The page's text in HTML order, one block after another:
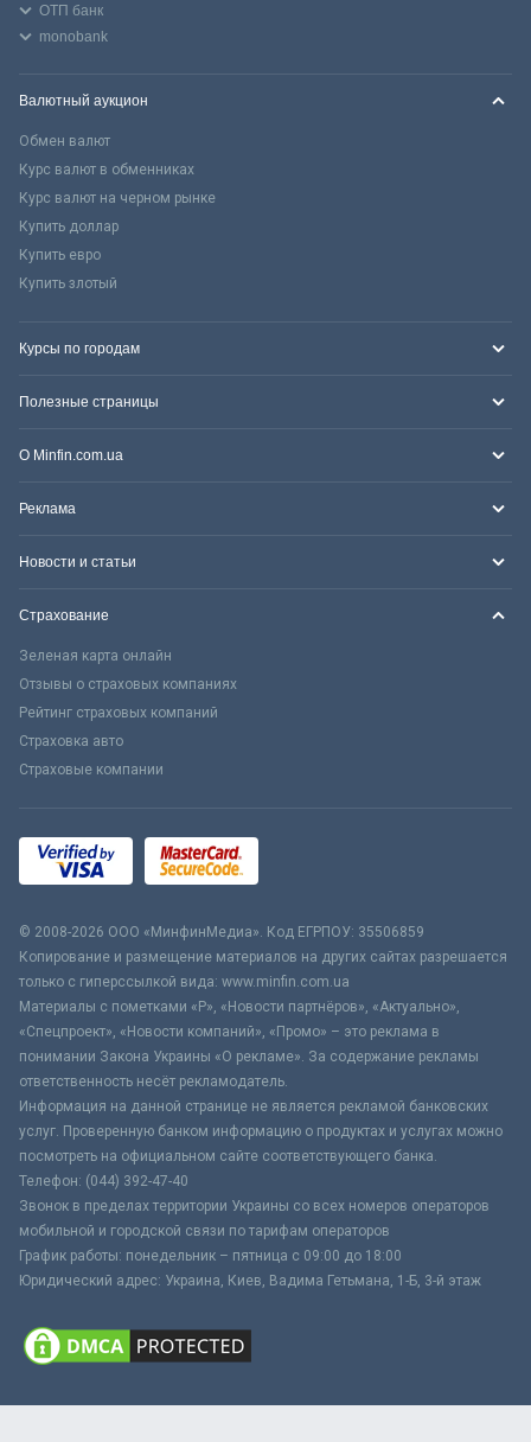
ОТП банк
monobank
Валютный аукцион
Обмен валют
Курс валют в обменниках
Курс валют на черном рынке
Купить доллар
Купить евро
Купить злотый
Курсы по городам
Полезные страницы
О Minfin.com.ua
Реклама
Новости и статьи
Страхование
Зеленая карта онлайн
Отзывы о страховых компаниях
Рейтинг страховых компаний
Страховка авто
Страховые компании
© 2008-2026 ООО «МинфинМедиа». Код ЕГРПОУ: 35506859
Копирование и размещение материалов на других сайтах разрешается
только с гиперссылкой вида: www.minfin.com.ua
Материалы с пометками «Р», «Новости партнёров», «Актуально»,
«Спецпроект», «Новости компаний», «Промо» – это реклама в
понимании Закона Украины «О рекламе». За содержание рекламы
ответственность несёт рекламодатель.
Информация на данной странице не является рекламой банковских
услуг. Проверенную банком информацию о продуктах и услугах можно
посмотреть на официальном сайте соответствующего банка.
Телефон: (044) 392-47-40
Звонок в пределах территории Украины со всех номеров операторов
мобильной и городской связи по тарифам операторов
График работы: понедельник – пятница с 09:00 до 18:00
Юридический адрес: Украина, Киев, Вадима Гетьмана, 1-Б, 3-й этаж